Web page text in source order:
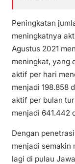
Peningkatan
meningkatnya
Agustus 2021
meningkat, yang
aktif per hari
menjadi 198.858
aktif per bulan
menjadi 641.442
Dengan
menjadi semakin
lagi di pulau